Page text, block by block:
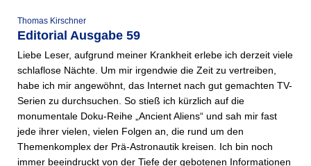
Thomas Kirschner
Editorial Ausgabe 59
Liebe Leser, aufgrund meiner Krankheit erlebe ich derzeit viele
schlaflose Nächte. Um mir irgendwie die Zeit zu vertreiben,
habe ich mir angewöhnt, das Internet nach gut gemachten TV-
Serien zu durchsuchen. So stieß ich kürzlich auf die
monumentale Doku-Reihe „Ancient Aliens“ und sah mir fast
jede ihrer vielen, vielen Folgen an, die rund um den
Themenkomplex der Prä-Astronautik kreisen. Ich bin noch
immer beeindruckt von der Tiefe der gebotenen Informationen